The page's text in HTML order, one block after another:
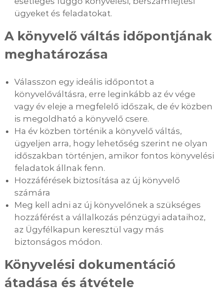
ügyeket és feladatokat.
A könyvelő váltás időpontjának
meghatározása
Válasszon egy ideális időpontot a
könyvelőváltásra, erre leginkább az év vége
vagy év eleje a megfelelő időszak, de év közben
is megoldható a könyvelő csere.
Ha év közben történik a könyvelő váltás,
ügyeljen arra, hogy lehetőség szerint ne olyan
időszakban történjen, amikor fontos könyvelési
feladatok állnak fenn.
Hozzáférések biztosítása az új könyvelő
számára
Meg kell adni az új könyvelőnek a szükséges
hozzáférést a vállalkozás pénzügyi adataihoz,
az Ügyfélkapun keresztül vagy más
biztonságos módon.
Könyvelési dokumentáció
átadása és átvétele